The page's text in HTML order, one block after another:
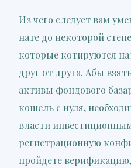
Из чего следует вам
нате до некоторой
которые котируются
друг от друга. Абы
активы фондового
кошель с нуля,
власти
регистрационную
пройдете